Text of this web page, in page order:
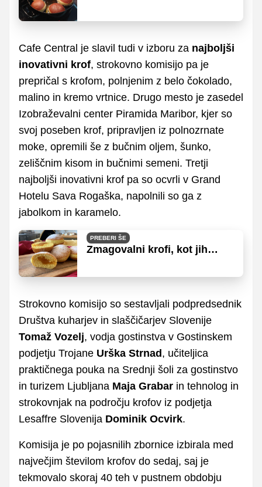
Cafe Central je slavil tudi v izboru za najboljši
inovativni krof, strokovno komisijo pa je
prepričal s krofom, polnjenim z belo čokolado,
malino in kremo vrtnice. Drugo mesto je zasedel
Izobraževalni center Piramida Maribor, kjer so
svoj poseben krof, pripravljen iz polnozrnate
moke, opremili še z bučnim oljem, šunko,
zeliščnim kisom in bučnimi semeni. Tretji
najboljši inovativni krof pa so ocvrli v Grand
Hotelu Sava Rogaška, napolnili so ga z
jabolkom in karamelo.
PREBERI ŠE
Zmagovalni krofi, kot jih
Strokovno komisijo so sestavljali podpredsednik
Društva kuharjev in slaščičarjev Slovenije
Tomaž Vozelj, vodja gostinstva v Gostinskem
podjetju Trojane Urška Strnad, učiteljica
praktičnega pouka na Srednji šoli za gostinstvo
in turizem Ljubljana Maja Grabar in tehnolog in
strokovnjak na področju krofov iz podjetja
Lesaffre Slovenija Dominik Ocvirk.
Komisija je po pojasnilih zbornice izbirala med
največjim številom krofov do sedaj, saj je
tekmovalo skoraj 40 teh v pustnem obdobju